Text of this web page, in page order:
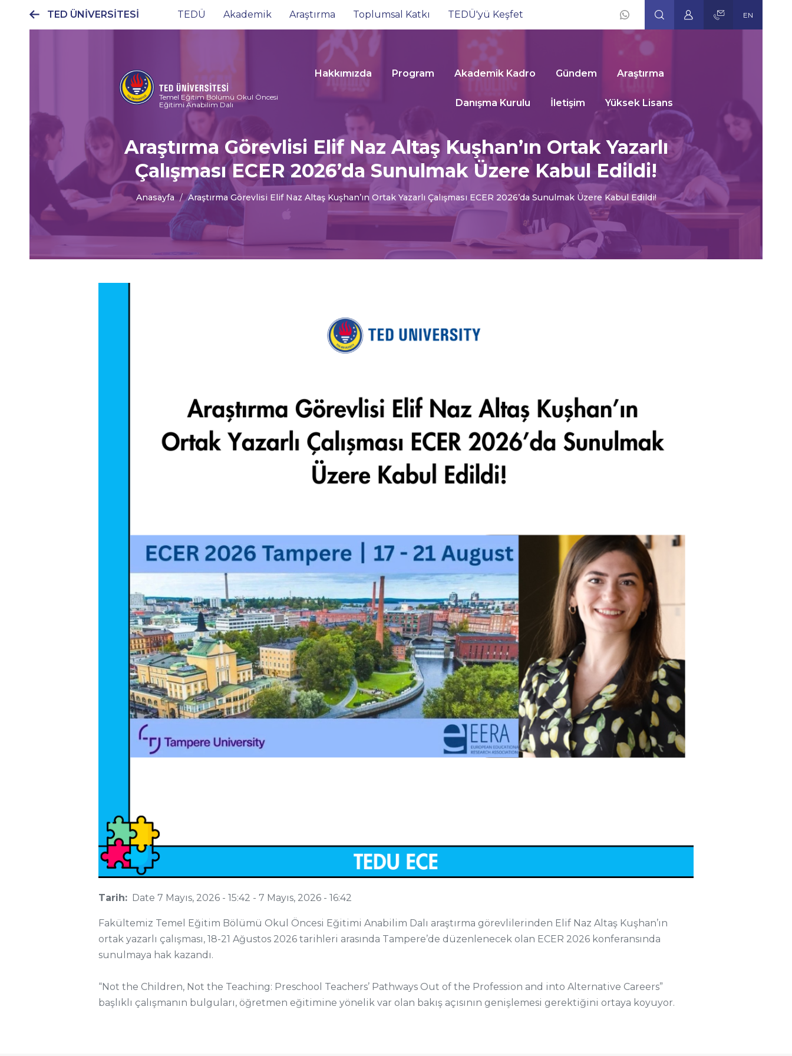
TED ÜNİVERSİTESİ
Ana
menüsü
TEDÜ Akademik Araştırma Toplumsal Katkı TEDÜ'yü Keşfet
Social
Icons
EN
Temel Eğitim Bölümü Okul Öncesi
Eğitimi Anabilim Dalı
Hakkımızda Program Akademik Kadro Gündem Araştırma
Danışma Kurulu İletişim Yüksek Lisans
Araştırma Görevlisi Elif Naz Altaş Kuşhan’ın Ortak Yazarlı
Çalışması ECER 2026’da Sunulmak Üzere Kabul Edildi!
Anasayfa Araştırma Görevlisi Elif Naz Altaş Kuşhan’ın Ortak Yazarlı Çalışması ECER 2026’da Sunulmak Üzere Kabul Edildi!
Tarih: Date 7 Mayıs, 2026 - 15:42 - 7 Mayıs, 2026 - 16:42
Fakültemiz Temel Eğitim Bölümü Okul Öncesi Eğitimi Anabilim Dalı araştırma görevlilerinden Elif Naz Altaş Kuşhan’ın
ortak yazarlı çalışması, 18-21 Ağustos 2026 tarihleri arasında Tampere’de düzenlenecek olan ECER 2026 konferansında
sunulmaya hak kazandı.
“Not the Children, Not the Teaching: Preschool Teachers’ Pathways Out of the Profession and into Alternative Careers”
başlıklı çalışmanın bulguları, öğretmen eğitimine yönelik var olan bakış açısının genişlemesi gerektiğini ortaya koyuyor.